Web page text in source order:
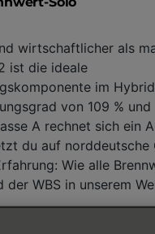
wirtschaftlicher als
ist die ideale
im
von 109 % und
A rechnet sich ein
du auf norddeutsche
Wie alle
der WBS in unserem